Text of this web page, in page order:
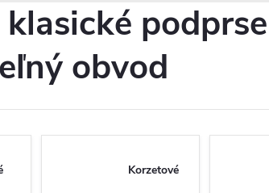
klasické
obvod
Korzetové